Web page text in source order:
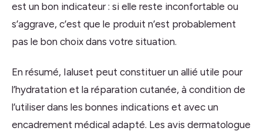
est un bon indicateur : si elle reste inconfortable ou
s’aggrave, c’est que le produit n’est probablement
pas le bon choix dans votre situation.
En résumé, Ialuset peut constituer un allié utile pour
l’hydratation et la réparation cutanée, à condition de
l’utiliser dans les bonnes indications et avec un
encadrement médical adapté. Les avis dermatologue